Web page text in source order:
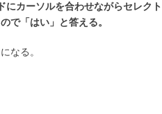
にカーソルを合わせながらセレク
で「はい」と答える。
なる。